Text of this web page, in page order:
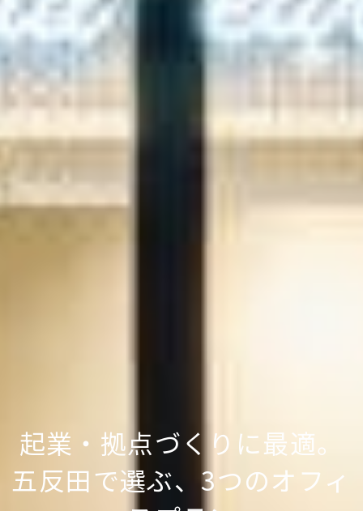
起業・拠点づくりに最適。
五反田で選ぶ、3つのオフィ